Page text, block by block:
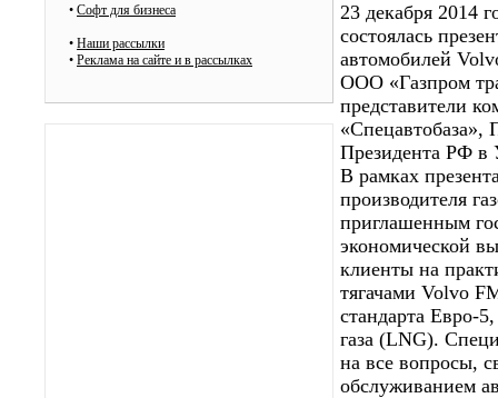
• Cофт для бизнеса
• Наши рассылки
• Реклама на сайте и в рассылках
23 декабря 2014
состоялась
автомобилей
ООО «Газпром
представители
«Спецавтобаза»,
Президента РФ в
В рамках
производителя
приглашенным
экономической
клиенты на
тягачами Volvo
стандарта Евро-
газа (LNG).
на все вопросы,
обслуживанием